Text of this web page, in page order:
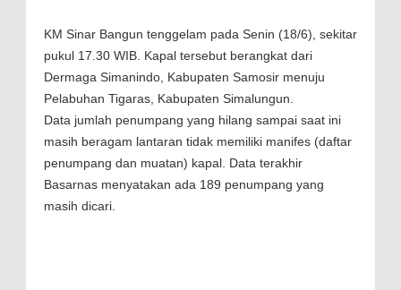
KM Sinar Bangun tenggelam pada Senin (18/6), sekitar
pukul 17.30 WIB. Kapal tersebut berangkat dari
Dermaga Simanindo, Kabupaten Samosir menuju
Pelabuhan Tigaras, Kabupaten Simalungun.
Data jumlah penumpang yang hilang sampai saat ini
masih beragam lantaran tidak memiliki manifes (daftar
penumpang dan muatan) kapal. Data terakhir
Basarnas menyatakan ada 189 penumpang yang
masih dicari.